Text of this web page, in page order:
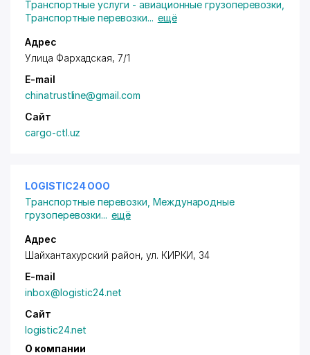
Транспортные услуги - авиационные грузоперевозки
Транспортные перевозки... ещё
Адрес
Улица Фархадская, 7/1
E-mail
chinatrustline@gmail.com
Сайт
cargo-ctl.uz
LOGISTIC24 ООО
Транспортные перевозки Международные
грузоперевозки... ещё
Адрес
Шайхантахурский район, ул. КИРКИ, 34
E-mail
inbox@logistic24.net
Сайт
logistic24.net
О компании